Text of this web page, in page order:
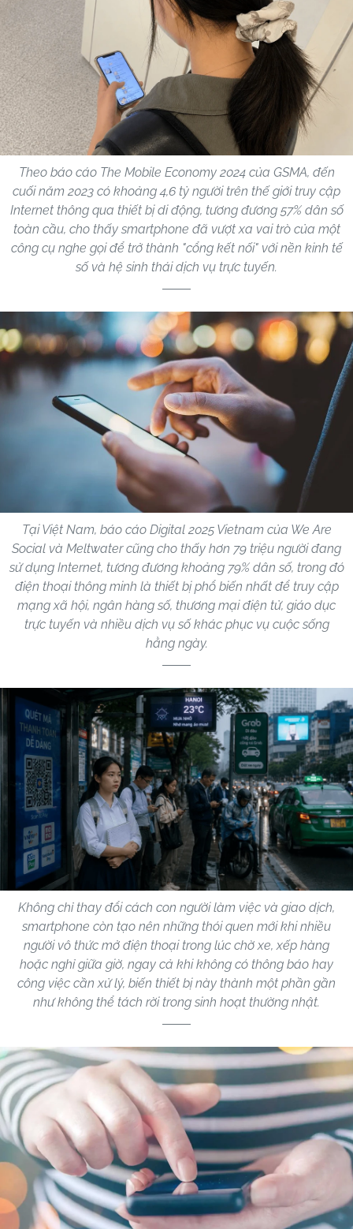
Theo báo cáo The Mobile Economy 2024 của GSMA, đến
cuối năm 2023 có khoảng 4,6 tỷ người trên thế giới truy cập
Internet thông qua thiết bị di động, tương đương 57% dân số
toàn cầu, cho thấy smartphone đã vượt xa vai trò của một
công cụ nghe gọi để trở thành "cổng kết nối" với nền kinh tế
số và hệ sinh thái dịch vụ trực tuyến.
Tại Việt Nam, báo cáo Digital 2025 Vietnam của We Are
Social và Meltwater cũng cho thấy hơn 79 triệu người đang
sử dụng Internet, tương đương khoảng 79% dân số, trong đó
điện thoại thông minh là thiết bị phổ biến nhất để truy cập
mạng xã hội, ngân hàng số, thương mại điện tử, giáo dục
trực tuyến và nhiều dịch vụ số khác phục vụ cuộc sống
hằng ngày.
Không chỉ thay đổi cách con người làm việc và giao dịch,
smartphone còn tạo nên những thói quen mới khi nhiều
người vô thức mở điện thoại trong lúc chờ xe, xếp hàng
hoặc nghỉ giữa giờ, ngay cả khi không có thông báo hay
công việc cần xử lý, biến thiết bị này thành một phần gần
như không thể tách rời trong sinh hoạt thường nhật.